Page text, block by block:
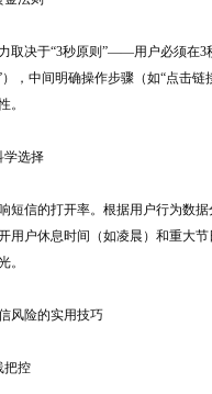
取决于“3秒原则”——用户必须在3
），中间明确操作步骤（如“点击
。
学选择
短信的打开率。根据用户行为数
用户休息时间（如凌晨）和重大
。
风险的实用技巧
把控